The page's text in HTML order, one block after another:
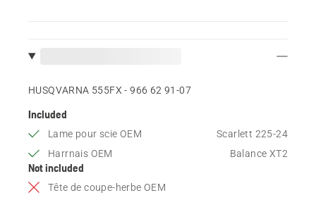
HUSQVARNA 555FX - 966 62 91‑07
Included
Lame pour scie OEM
Scarlett 225-24
Harrnais OEM
Balance XT2
Not included
Tête de coupe-herbe OEM